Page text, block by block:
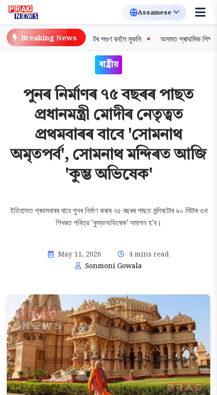
Breaking News
দিগন্ত: বিশ্বৰ প্ৰথম সৰুঠোঁটৰ শগুণ বনলৈ মুকলি অসমত প্ৰাথমিক শিক্ষকসকলৰ
ৰাষ্ট্ৰীয়
পুনৰ নিৰ্মাণৰ ৭৫ বছৰৰ পাছত
প্ৰধানমন্ত্ৰী মোদীৰ নেতৃত্বত
প্ৰথমবাৰৰ বাবে 'সোমনাথ
অমৃতপর্ব', সোমনাথ মন্দিৰত আজি
'কুম্ভ অভিষেক'
ইতিহাসত প্ৰথমবাৰৰ বাবে পুনৰ নিৰ্মাণ কৰাৰ ৭৫ বছৰৰ পাছত মন্দিৰটোৰ ৯০ মিটাৰ ওখ
শিখৰত পবিত্র 'কুম্ভঅভিষেক' সমাপন হ'ব।
May 11, 2026
4 mins read
Sonmoni Gowala